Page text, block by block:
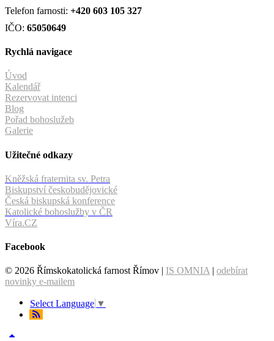
Telefon farnosti: +420 603 105 327
IČO: 65050649
Rychlá navigace
Úvod
Kalendář
Rezervovat intenci
Blog
Pořad bohoslužeb
Galerie
Užitečné odkazy
Kněžská fraternita sv. Petra
Biskupství českobudějovické
Česká biskupská konference
Katolické bohoslužby v ČR
Víra.CZ
Facebook
© 2026 Římskokatolická farnost Římov | IS OMNIA | odebírat
novinky e-mailem
Select Language ▼